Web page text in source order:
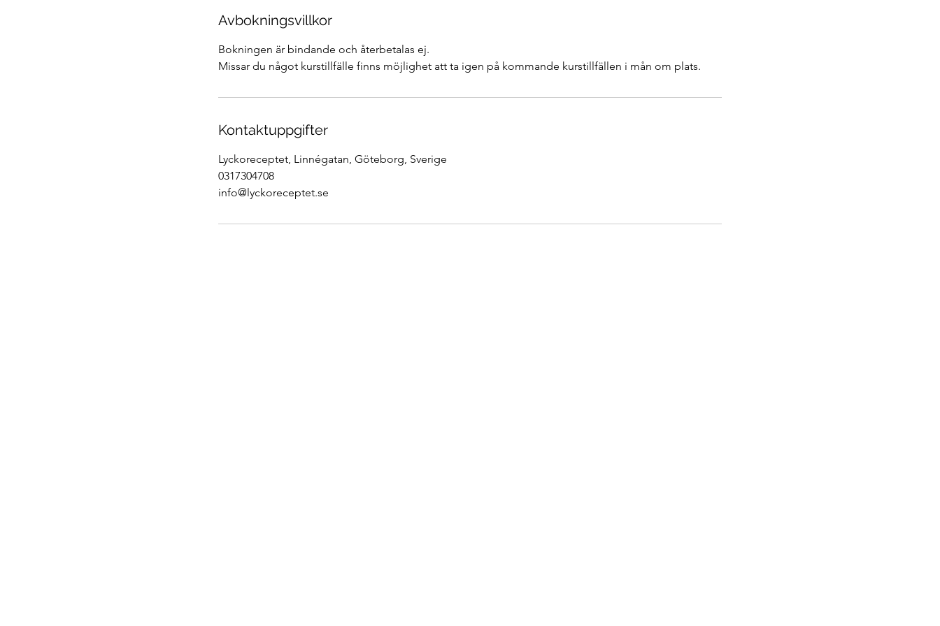
Avbokningsvillkor
Bokningen är bindande och återbetalas ej.
Missar du något kurstillfälle finns möjlighet att ta igen på kommande kurstillfällen i mån om plats.
Kontaktuppgifter
Lyckoreceptet, Linnégatan, Göteborg, Sverige
0317304708
info@lyckoreceptet.se